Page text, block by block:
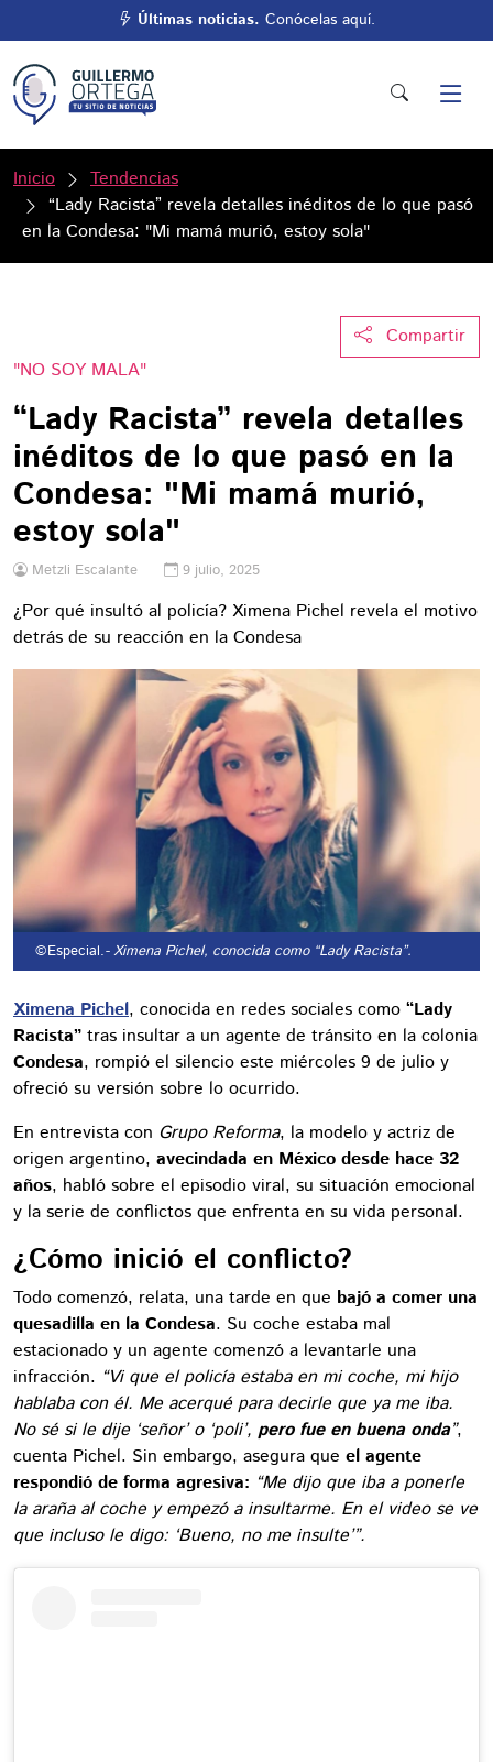
Últimas noticias. Conócelas aquí.
Inicio
Tendencias
“Lady Racista” revela detalles inéditos de lo que pasó
en la Condesa: "Mi mamá murió, estoy sola"
Compartir
"NO SOY MALA"
“Lady Racista” revela detalles
inéditos de lo que pasó en la
Condesa: "Mi mamá murió,
estoy sola"
Metzli Escalante 9 julio, 2025
¿Por qué insultó al policía? Ximena Pichel revela el motivo
detrás de su reacción en la Condesa
©Especial.- Ximena Pichel, conocida como “Lady Racista”.
Ximena Pichel, conocida en redes sociales como “Lady
Racista” tras insultar a un agente de tránsito en la colonia
Condesa, rompió el silencio este miércoles 9 de julio y
ofreció su versión sobre lo ocurrido.
En entrevista con Grupo Reforma, la modelo y actriz de
origen argentino, avecindada en México desde hace 32
años, habló sobre el episodio viral, su situación emocional
y la serie de conflictos que enfrenta en su vida personal.
¿Cómo inició el conflicto?
Todo comenzó, relata, una tarde en que bajó a comer una
quesadilla en la Condesa. Su coche estaba mal
estacionado y un agente comenzó a levantarle una
infracción. “Vi que el policía estaba en mi coche, mi hijo
hablaba con él. Me acerqué para decirle que ya me iba.
No sé si le dije ‘señor’ o ‘poli’, pero fue en buena onda”,
cuenta Pichel. Sin embargo, asegura que el agente
respondió de forma agresiva: “Me dijo que iba a ponerle
la araña al coche y empezó a insultarme. En el video se ve
que incluso le digo: ‘Bueno, no me insulte’”.